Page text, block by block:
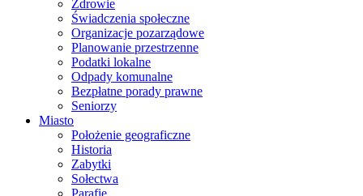
Zdrowie
Świadczenia społeczne
Organizacje pozarządowe
Planowanie przestrzenne
Podatki lokalne
Odpady komunalne
Bezpłatne porady prawne
Seniorzy
Miasto
Położenie geograficzne
Historia
Zabytki
Sołectwa
Parafie